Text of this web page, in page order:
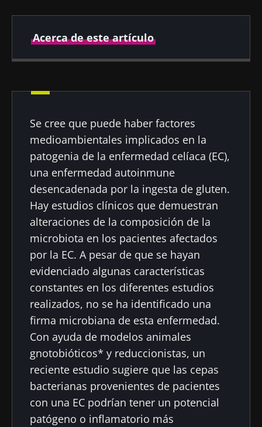
Acerca de este artículo
Autor
Prof. Elena F. Verdu
Fecha de
publicación
26 Agosto 2021
Fecha de
actualización
12 Agosto 2024
Se cree que puede haber factores
medioambientales implicados en la
patogenia de la enfermedad celíaca (EC),
una enfermedad autoinmune
desencadenada por la ingesta de gluten.
Hay estudios clínicos que demuestran
alteraciones de la composición de la
microbiota en los pacientes afectados
por la EC. A pesar de que se hayan
evidenciado algunas características
constantes en los diferentes estudios
realizados, no se ha identificado una
firma microbiana de esta enfermedad.
Con ayuda de modelos animales
gnotobióticos* y reduccionistas, un
reciente estudio sugiere que las cepas
bacterianas provenientes de pacientes
con una EC podrían tener un potencial
patógeno o inflamatorio más